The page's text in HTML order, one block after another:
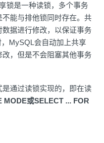
是一种读锁，多个事务
能与排他锁同时存在。共
据进行修改，以保证事务
MySQL会自动加上共享
，但是不会阻塞其他事务
通过读锁实现的，即在读
MODE或SELECT ... FOR